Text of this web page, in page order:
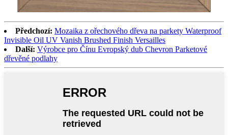
Předchozí: Mozaika z ořechového dřeva na parkety Waterproof
Invisible Oil UV Vanish Brushed Finish Versailles
Další: Výrobce pro Čínu Evropský dub Chevron Parketové
dřevěné podlahy